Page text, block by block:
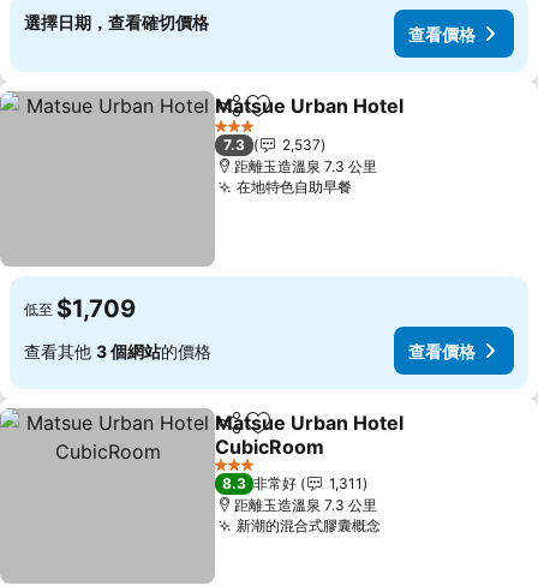
選擇日期，查看確切價格
查看價格
分享 加入我的最愛
Matsue Urban Hotel
3 星級
7.3
2,537
距離玉造溫泉 7.3 公里
在地特色自助早餐
低至 $1,709
查看其他 3 個網站的價格 查看價格
分享 加入我的最愛
Matsue Urban Hotel
CubicRoom
3 星級
8.3 非常好
1,311
距離玉造溫泉 7.3 公里
新潮的混合式膠囊概念